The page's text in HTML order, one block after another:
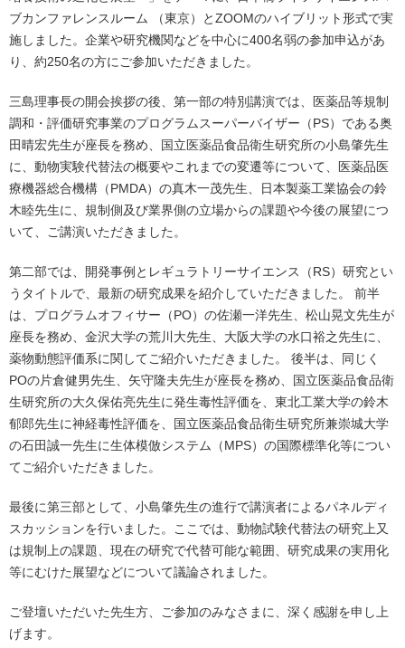
ブカンファレンスルーム （東京）とZOOMのハイブリット形式で実
施しました。企業や研究機関などを中心に400名弱の参加申込があ
り、約250名の方にご参加いただきました。
三島理事長の開会挨拶の後、第一部の特別講演では、医薬品等規制
調和・評価研究事業のプログラムスーパーバイザー（PS）である奥
田晴宏先生が座長を務め、国立医薬品食品衛生研究所の小島肇先生
に、動物実験代替法の概要やこれまでの変遷等について、医薬品医
療機器総合機構（PMDA）の真木一茂先生、日本製薬工業協会の鈴
木睦先生に、規制側及び業界側の立場からの課題や今後の展望につ
いて、ご講演いただきました。
第二部では、開発事例とレギュラトリーサイエンス（RS）研究とい
うタイトルで、最新の研究成果を紹介していただきました。 前半
は、プログラムオフィサー（PO）の佐瀬一洋先生、松山晃文先生が
座長を務め、金沢大学の荒川大先生、大阪大学の水口裕之先生に、
薬物動態評価系に関してご紹介いただきました。 後半は、同じく
POの片倉健男先生、矢守隆夫先生が座長を務め、国立医薬品食品衛
生研究所の大久保佑亮先生に発生毒性評価を、東北工業大学の鈴木
郁郎先生に神経毒性評価を、国立医薬品食品衛生研究所兼崇城大学
の石田誠一先生に生体模倣システム（MPS）の国際標準化等につい
てご紹介いただきました。
最後に第三部として、小島肇先生の進行で講演者によるパネルディ
スカッションを行いました。ここでは、動物試験代替法の研究上又
は規制上の課題、現在の研究で代替可能な範囲、研究成果の実用化
等にむけた展望などについて議論されました。
ご登壇いただいた先生方、ご参加のみなさまに、深く感謝を申し上
げます。